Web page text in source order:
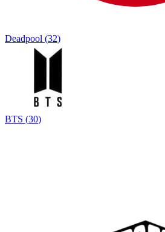
Deadpool (32)
BTS (30)